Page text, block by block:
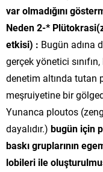
var olmadığını
Neden 2-*
etkisi) : Bugün adına
gerçek yönetici
denetim altında tutan
meşruiyetine bir
Yunanca ploutos
dayalıdır.) bugün için
baskı gruplarının
lobileri ile